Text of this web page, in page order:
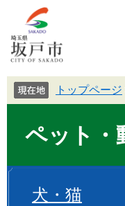
トップページ
ペット・
犬・猫